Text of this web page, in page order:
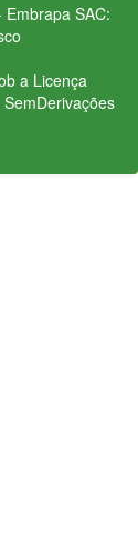
Embrapa SAC:
a Licença